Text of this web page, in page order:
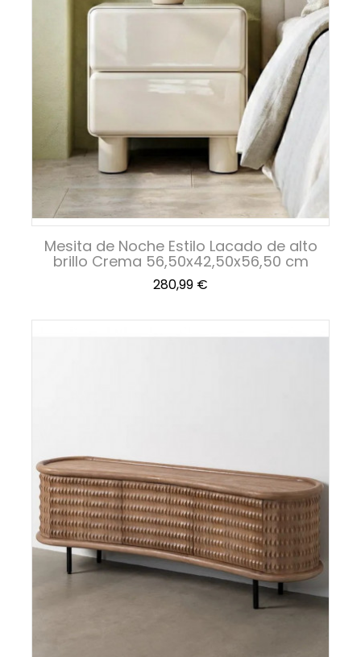
Mesita de Noche Estilo Lacado de alto
brillo Crema 56,50x42,50x56,50 cm
Precio
280,99 €